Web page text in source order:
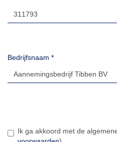
Bedrijfsnaam *
Ik ga akkoord met de